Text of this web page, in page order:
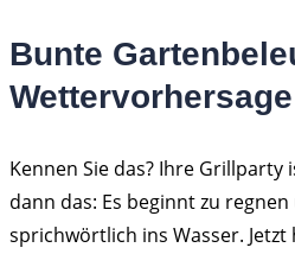
Bunte
Wettervorhersage
Kennen Sie das? Ihre Grillparty
dann das: Es beginnt zu
sprichwörtlich ins Wasser. Jetzt